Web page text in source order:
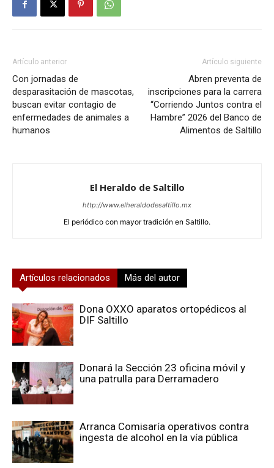
Artículo anterior
Con jornadas de
desparasitación de mascotas,
buscan evitar contagio de
enfermedades de animales a
humanos
Artículo siguiente
Abren preventa de
inscripciones para la carrera
“Corriendo Juntos contra el
Hambre” 2026 del Banco de
Alimentos de Saltillo
El Heraldo de Saltillo
http://www.elheraldodesaltillo.mx
El periódico con mayor tradición en Saltillo.
Artículos relacionados Más del autor
Dona OXXO aparatos ortopédicos al
DIF Saltillo
Donará la Sección 23 oficina móvil y
una patrulla para Derramadero
Arranca Comisaría operativos contra
ingesta de alcohol en la vía pública